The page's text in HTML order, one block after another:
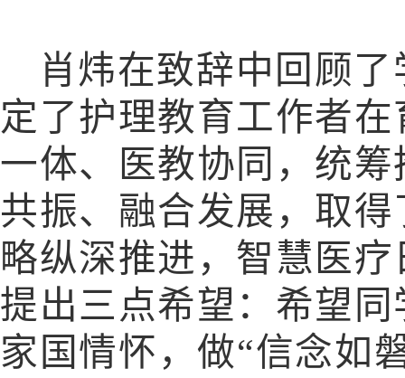
肖炜在致辞中回顾
定了护理教育工作者
一体、医教协同，统
共振、融合发展，取
略纵深推进，智慧医
提出三点希望：希望同
家国情怀，做“信念如